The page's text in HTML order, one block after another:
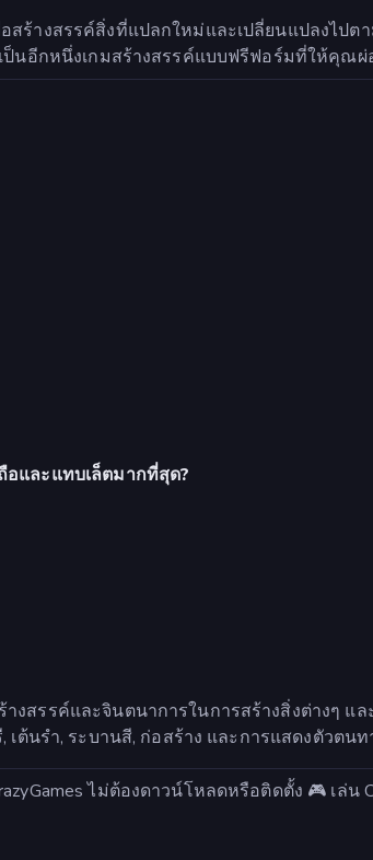
ร้างสรรค์สิ่งที่แปลกใหม่และเปลี่ยนแปลงไปตา
เป็นอีกหนึ่งเกมสร้างสรรค์แบบฟรีฟอร์มที่ให้คุณ
อและแทบเล็ตมากที่สุด?
งสรรค์และจินตนาการในการสร้างสิ่งต่างๆ
เต้นรำ, ระบานสี, ก่อสร้าง และการแสดงตัวตน
ไม่ต้องดาวน์โหลดหรือติดตั้ง 🎮 เล่น